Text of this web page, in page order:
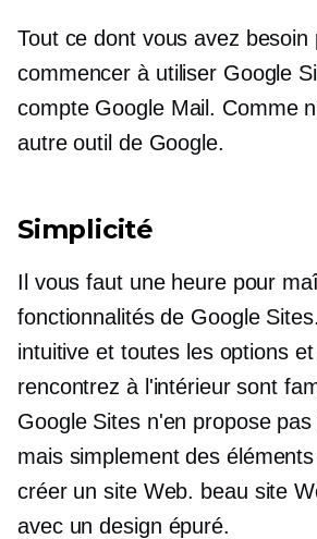
Tout ce dont vous avez besoin
commencer à utiliser Google
compte Google Mail. Comme
autre outil de Google.
Simplicité
Il vous faut une heure pour
fonctionnalités de Google
intuitive et toutes les options
rencontrez à l'intérieur sont
Google Sites n'en propose
mais simplement des
créer un site Web. beau site
avec un design épuré.